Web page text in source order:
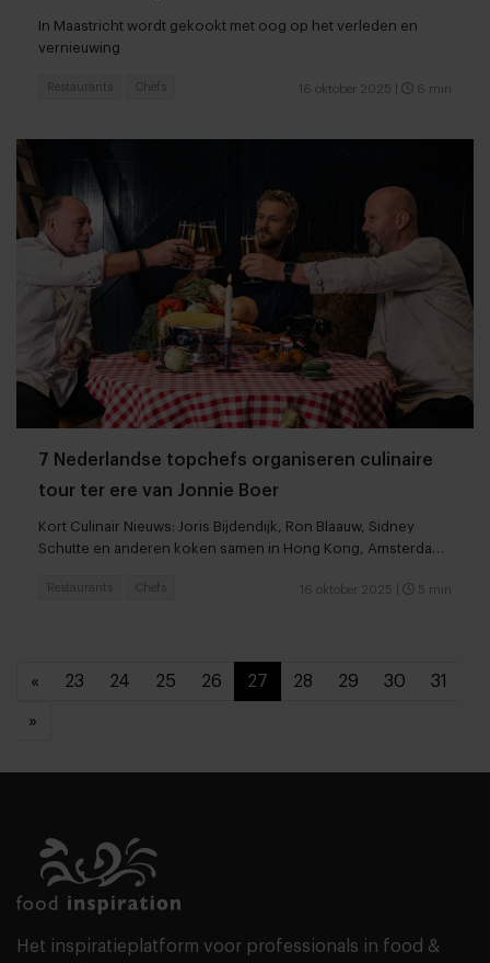
In Maastricht wordt gekookt met oog op het verleden en
vernieuwing
16 oktober 2025 6 min
Restaurants Chefs
7 Nederlandse topchefs organiseren culinaire
tour ter ere van Jonnie Boer
Kort Culinair Nieuws: Joris Bijdendijk, Ron Blaauw, Sidney
Schutte en anderen koken samen in Hong Kong, Amsterdam
16 oktober 2025 5 min
Restaurants Chefs
« 23 24 25 26 27 28 29 30 31
»
Het inspiratieplatform voor professionals in food &